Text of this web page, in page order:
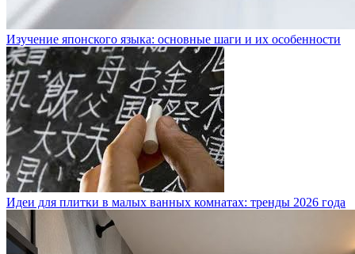
Изучение японского языка: основные шаги и их особенности
Идеи для плитки в малых ванных комнатах: тренды 2026 года